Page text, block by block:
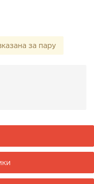
за пару